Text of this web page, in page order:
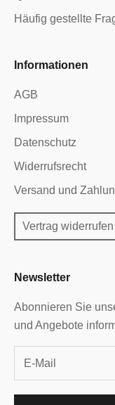
Häufig gestellte
Informationen
AGB
Impressum
Datenschutz
Widerrufsrecht
Versand und
Vertrag widerrufen
Newsletter
Abonnieren Sie
und Angebote